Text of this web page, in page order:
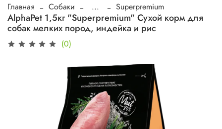
Главная Собаки ... Superpremium
AlphaPet 1,5кг "Superpremium" Сухой корм для
собак мелких пород, индейка и рис
(0)